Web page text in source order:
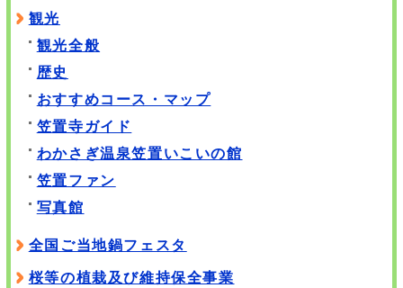
観光
観光全般
歴史
おすすめコース・マップ
笠置寺ガイド
わかさぎ温泉笠置いこいの館
笠置ファン
写真館
全国ご当地鍋フェスタ
桜等の植栽及び維持保全事業